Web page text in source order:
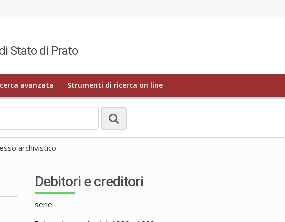
Stato di Prato
avanzata Strumenti di ricerca on line
archivistico
Debitori e creditori
serie